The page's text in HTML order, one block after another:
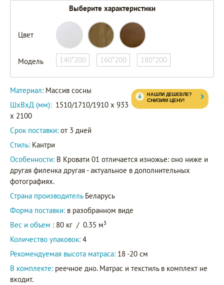
Выберите характеристики
Цвет
Модель 140*200 160*200 180*200
Материал: Массив сосны
ШxВxД (мм): 1510/1710/1910 x 933
x 2100
Срок поставки: от 3 дней
Стиль: Кантри
Особенности: В Кровати 01 отличается изножье: оно ниже и
другая филенка другая - актуальное в дополнительных
фотографиях.
Страна производитель Беларусь
Форма поставки: в разобранном виде
Вес и объем : 80 кг / 0.35 м3
Количество упаковок: 4
Рекомендуемая высота матраса: 18 -20 см
В комплекте: реечное дно. Матрас и текстиль в комплект не
входит.